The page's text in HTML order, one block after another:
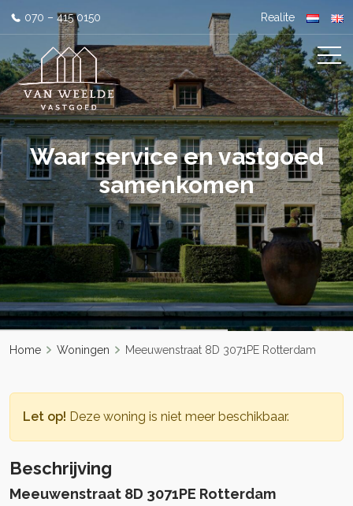
070 – 415 0150 Realite
Waar service en vastgoed
samenkomen
Home Woningen Meeuwenstraat 8D 3071PE Rotterdam
Let op! Deze woning is niet meer beschikbaar.
Beschrijving
Meeuwenstraat 8D 3071PE Rotterdam